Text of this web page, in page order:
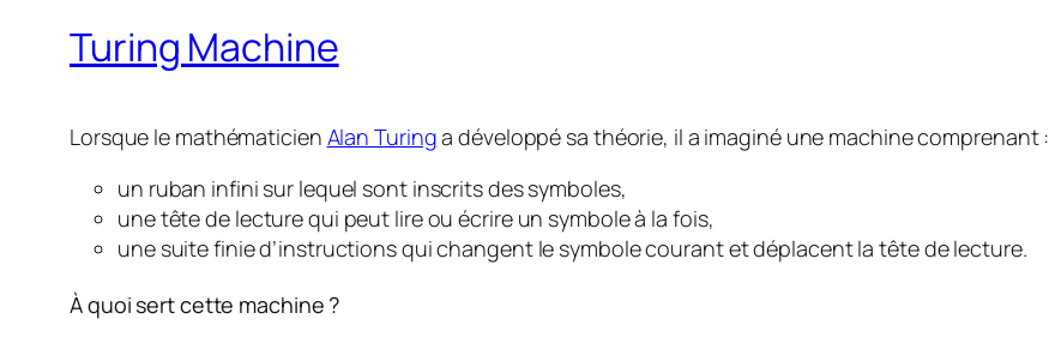
Turing Machine
Lorsque le mathématicien Alan Turinga développé sa théorie, il a imaginé une machine comprenant :
un ruban infini sur lequel sont inscrits des symboles,
une tête de lecture qui peut lire ou écrire un symbole à la fois,
une suite finie d’instructions qui changent le symbole courant et déplacent la tête de lecture.
À quoi sert cette machine ?